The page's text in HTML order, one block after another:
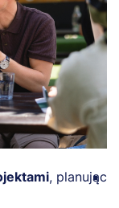
, planując